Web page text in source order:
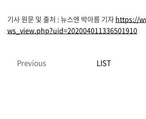
기사 원문 및 출처 : 뉴스엔 박아름 기자 https://
ws_view.php?uid=202004011336501910
Previous LIST